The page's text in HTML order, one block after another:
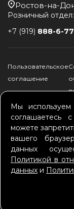
Мы
соглашаетесь
можете
вашего
данных
Политикой в
данных и
Ростов-на-
Розничный отдел:
+7 (919) 888-6-
Пользовательское
соглашение
*Памира -
Bertazzoni, ASKO,
Обращаем Ваше
информационный
публичной
товаров,
одностроннем
представленных в